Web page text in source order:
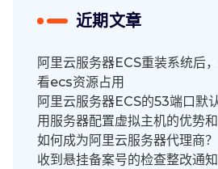
近期文章
阿里云服务器ECS重装系统后
看ecs资源占用
阿里云服务器ECS的53端口默
用服务器配置虚拟主机的优势
如何成为阿里云服务器代理商？
收到悬挂备案号的检查整改通